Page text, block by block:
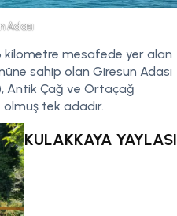
Adası
kilometre mesafede yer alan
sahip olan Giresun Adası
Antik Çağ ve Ortaçağ
tek adadır.
KULAKKAYA YAYLASI